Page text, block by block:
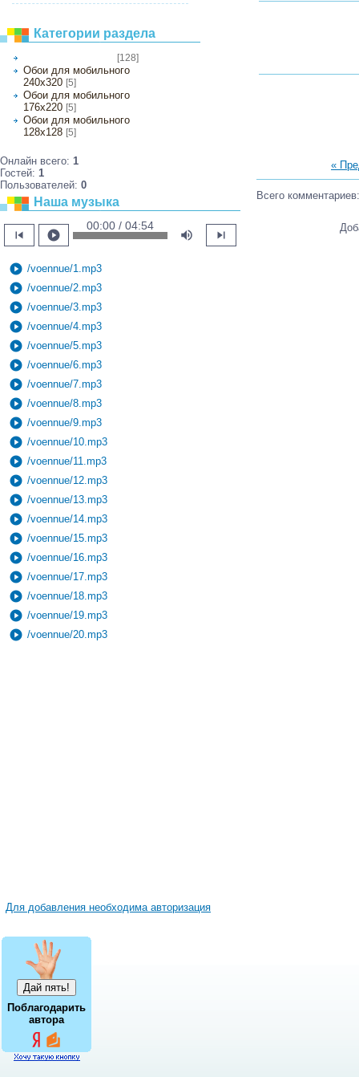
Категории раздела
[128]
Обои для мобильного
240х320 [5]
Обои для мобильного
176х220 [5]
Обои для мобильного
128х128 [5]
Онлайн всего: 1
Гостей: 1
Пользователей: 0
Наша музыка
skip_previous play_circle
00:00 / 04:54
volume_up skip_next
play_circle /voennue/1.mp3
play_circle /voennue/2.mp3
play_circle /voennue/3.mp3
play_circle /voennue/4.mp3
play_circle /voennue/5.mp3
play_circle /voennue/6.mp3
play_circle /voennue/7.mp3
play_circle /voennue/8.mp3
play_circle /voennue/9.mp3
play_circle /voennue/10.mp3
play_circle /voennue/11.mp3
play_circle /voennue/12.mp3
play_circle /voennue/13.mp3
play_circle /voennue/14.mp3
play_circle /voennue/15.mp3
play_circle /voennue/16.mp3
play_circle /voennue/17.mp3
play_circle /voennue/18.mp3
play_circle /voennue/19.mp3
play_circle /voennue/20.mp3
Для добавления необходима авторизация
Поблагодарить
автора
«
Всего комментариев